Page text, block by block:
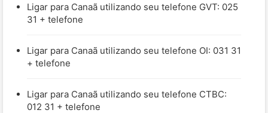
Ligar para Canaã utilizando seu telefone GVT: 025
31 + telefone
Ligar para Canaã utilizando seu telefone OI: 031 31
+ telefone
Ligar para Canaã utilizando seu telefone CTBC:
012 31 + telefone